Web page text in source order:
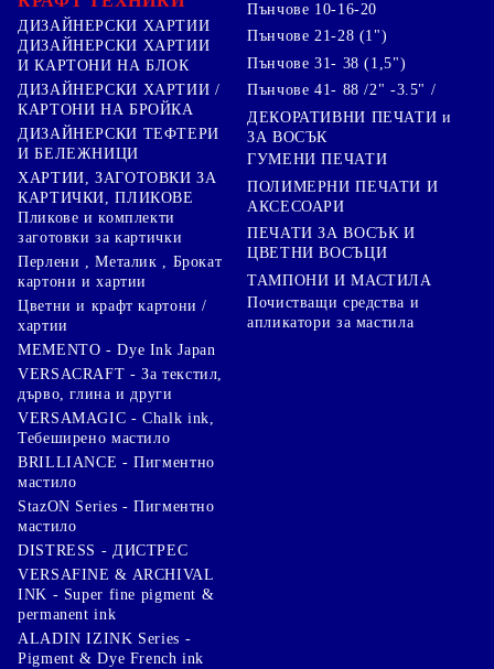
ДИЗАЙНЕРСКИ ХАРТИИ
ДИЗАЙНЕРСКИ ХАРТИИ
И КАРТОНИ НА БЛОК
ДИЗАЙНЕРСКИ ХАРТИИ /
КАРТОНИ НА БРОЙКА
ДИЗАЙНЕРСКИ ТЕФТЕРИ
И БЕЛЕЖНИЦИ
ХАРТИИ, ЗАГОТОВКИ ЗА
КАРТИЧКИ, ПЛИКОВЕ
Пликове и комплекти
заготовки за картички
Перлени , Металик , Брокат
картони и хартии
Цветни и крафт картони /
хартии
Пънчове 10-16-20
Пънчове 21-28 (1")
Пънчове 31- 38 (1,5")
Пънчове 41- 88 /2" -3.5" /
ДЕКОРАТИВНИ ПЕЧАТИ и
ЗА ВОСЪК
ГУМЕНИ ПЕЧАТИ
ПОЛИМЕРНИ ПЕЧАТИ И
АКСЕСОАРИ
ПЕЧАТИ ЗА ВОСЪК И
ЦВЕТНИ ВОСЪЦИ
ТАМПОНИ И МАСТИЛА
Почистващи средства и
апликатори за мастила
MEMENTO - Dye Ink Japan
VERSACRAFT - За текстил,
дърво, глина и други
VERSAMAGIC - Chalk ink,
Тебеширено мастило
BRILLIANCE - Пигментно
мастило
StazON Series - Пигментно
мастило
DISTRESS - ДИСТРЕС
VERSAFINE & ARCHIVAL
INK - Super fine pigment &
permanent ink
ALADIN IZINK Series -
Pigment & Dye French ink